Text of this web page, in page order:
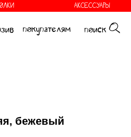
поиск
АКСЕССУАРЫ
бежевый